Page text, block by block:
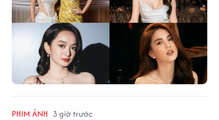
PHIM ẢNH 3 giờ trước